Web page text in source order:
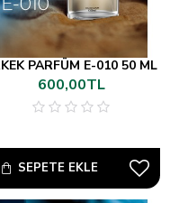
PARFÜM E-010 50 ML
600,00TL
SEPETE EKLE